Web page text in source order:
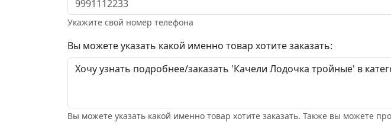
Укажите свой номер телефона
Вы можете указать какой именно товар хотите заказать:
Вы можете указать какой именно товар хотите заказать. Также вы можете